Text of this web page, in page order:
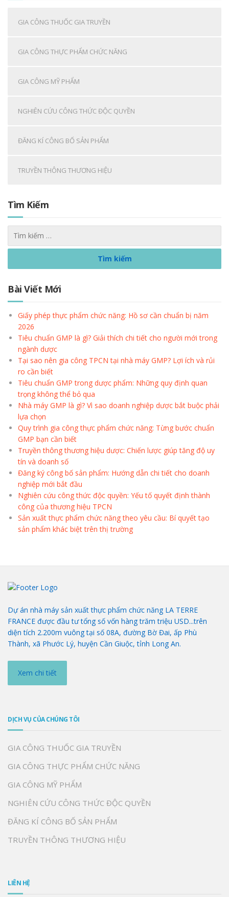
GIA CÔNG THUỐC GIA TRUYỀN
GIA CÔNG THỰC PHẨM CHỨC NĂNG
GIA CÔNG MỸ PHẨM
NGHIÊN CỨU CÔNG THỨC ĐỘC QUYỀN
ĐĂNG KÍ CÔNG BỐ SẢN PHẨM
TRUYỀN THÔNG THƯƠNG HIỆU
Tìm Kiếm
Bài Viết Mới
Giấy phép thực phẩm chức năng: Hồ sơ cần chuẩn bị năm
2026
Tiêu chuẩn GMP là gì? Giải thích chi tiết cho người mới trong
ngành dược
Tại sao nên gia công TPCN tại nhà máy GMP? Lợi ích và rủi
ro cần biết
Tiêu chuẩn GMP trong dược phẩm: Những quy định quan
trọng không thể bỏ qua
Nhà máy GMP là gì? Vì sao doanh nghiệp dược bắt buộc phải
lựa chọn
Quy trình gia công thực phẩm chức năng: Từng bước chuẩn
GMP bạn cần biết
Truyền thông thương hiệu dược: Chiến lược giúp tăng độ uy
tín và doanh số
Đăng ký công bố sản phẩm: Hướng dẫn chi tiết cho doanh
nghiệp mới bắt đầu
Nghiên cứu công thức độc quyền: Yếu tố quyết định thành
công của thương hiệu TPCN
Sản xuất thực phẩm chức năng theo yêu cầu: Bí quyết tạo
sản phẩm khác biệt trên thị trường
Dự án nhà máy sản xuất thực phẩm chức năng LA TERRE
FRANCE được đầu tư tổng số vốn hàng trăm triệu USD...trên
diện tích 2.200m vuông tại số 08A, đường Bờ Đai, ấp Phù
Thành, xã Phước Lý, huyện Cần Giuộc, tỉnh Long An.
Xem chi tiết
DỊCH VỤ CỦA CHÚNG TÔI
GIA CÔNG THUỐC GIA TRUYỀN
GIA CÔNG THỰC PHẨM CHỨC NĂNG
GIA CÔNG MỸ PHẨM
NGHIÊN CỨU CÔNG THỨC ĐỘC QUYỀN
ĐĂNG KÍ CÔNG BỐ SẢN PHẨM
TRUYỀN THÔNG THƯƠNG HIỆU
LIÊN HỆ